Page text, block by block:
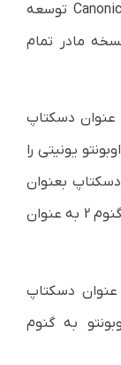
اوبونتو اولین نسخه‌ای است که توسط Canonical توسعه
مادر تمام
عنوان دسکتاپ
یونیتی را
دسکتاپ بعنوان
گنوم 2 به عنوان
3 به عنوان دسکتاپ
قرار گرفت. در نسخه 18.04 اوبونتو به گنوم